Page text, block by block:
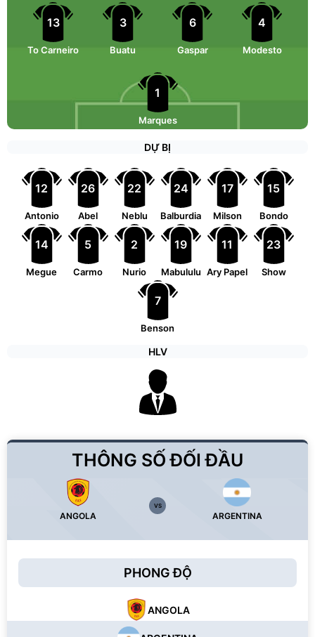
13
To Carneiro
3
Buatu
6
Gaspar
4
Modesto
1
Marques
DỰ BỊ
12
Antonio
26
Abel
22
Neblu
24
Balburdia
17
Milson
15
Bondo
14
Megue
5
Carmo
2
Nurio
19
Mabululu
11
Ary Papel
23
Show
7
Benson
HLV
THÔNG SỐ ĐỐI ĐẦU
ANGOLA
VS
ARGENTINA
PHONG ĐỘ
ANGOLA